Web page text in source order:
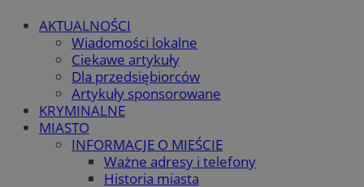
AKTUALNOŚCI
Wiadomości lokalne
Ciekawe artykuły
Dla przedsiębiorców
Artykuły sponsorowane
KRYMINALNE
MIASTO
INFORMACJE O MIEŚCIE
Ważne adresy i telefony
Historia miasta